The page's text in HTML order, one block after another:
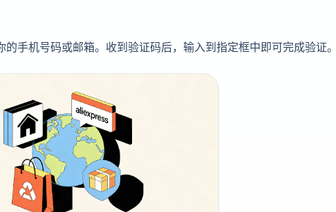
手机号码或邮箱。收到验证码后，输入到指定框中即可完成验证。